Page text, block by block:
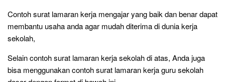
Contoh surat lamaran kerja mengajar yang baik dan benar dapat
membantu usaha anda agar mudah diterima di dunia kerja
sekolah,
Selain contoh surat lamaran kerja sekolah di atas, Anda juga
bisa menggunakan contoh surat lamaran kerja guru sekolah